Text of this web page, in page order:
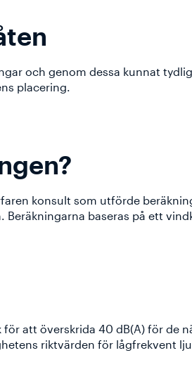
och genom dessa kunnat
placering.
konsult som utförde
baseras på ett
att överskrida 40 dB(A) för de
riktvärden för lågfrekvent